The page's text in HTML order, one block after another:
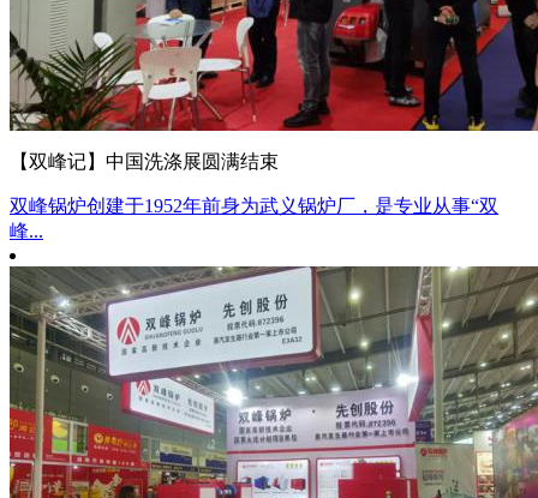
【双峰记】中国洗涤展圆满结束
双峰锅炉创建于1952年前身为武义锅炉厂，是专业从事“双
峰...